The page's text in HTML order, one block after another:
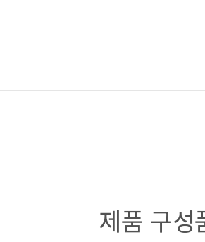
제품 구성